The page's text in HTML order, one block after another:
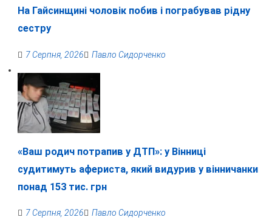
На Гайсинщині чоловік побив і пограбував рідну
сестру
7 Серпня, 2026 Павло Сидорченко
«Ваш родич потрапив у ДТП»: у Вінниці
судитимуть афериста, який видурив у вінничанки
понад 153 тис. грн
7 Серпня, 2026 Павло Сидорченко